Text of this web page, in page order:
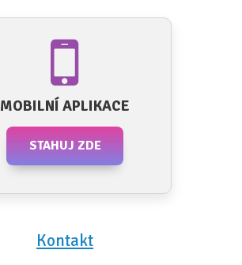
MOBILNÍ APLIKACE
STAHUJ ZDE
Kontakt